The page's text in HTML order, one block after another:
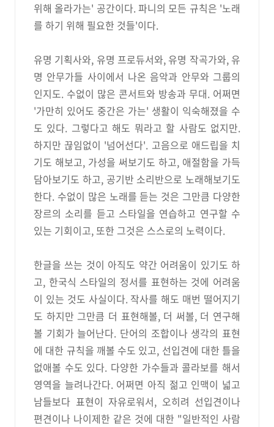
위해 올라가는' 공간이다. 파니의 모든 규칙은 '노래
를 하기 위해 필요한 것들'이다.
유명 기획사와, 유명 프로듀서와, 유명 작곡가와, 유
명 안무가들 사이에서 나온 음악과 안무와 그룹의
인지도. 수없이 많은 콘서트와 방송과 무대. 어쩌면
'가만히 있어도 중간은 가는' 생활이 익숙해졌을 수
도 있다. 그렇다고 해도 뭐라고 할 사람도 없지만.
하지만 끊임없이 '넘어선다'. 고음으로 애드립을 치
기도 해보고, 가성을 써보기도 하고, 애절함을 가득
담아보기도 하고, 공기반 소리반으로 노래해보기도
한다. 수없이 많은 노래를 듣는 것은 그만큼 다양한
장르의 소리를 듣고 스타일을 연습하고 연구할 수
있는 기회이고, 또한 그것은 스스로의 노력이다.
한글을 쓰는 것이 아직도 약간 어려움이 있기도 하
고, 한국식 스타일의 정서를 표현하는 것에 어려움
이 있는 것도 사실이다. 작사를 해도 매번 떨어지기
도 하지만 그만큼 더 표현해볼, 더 써볼, 더 연구해
볼 기회가 늘어난다. 단어의 조합이나 생각의 표현
에 대한 규칙을 깨볼 수도 있고, 선입견에 대한 틀을
없애볼 수도 있다. 다양한 가수들과 콜라보를 해서
영역을 늘려나간다. 어쩌면 아직 젊고 인맥이 넓고
남들보다 표현이 자유로워서, 오히려 선입견이나
편견이나 나이제한 같은 것에 대한 "일반적인 사람